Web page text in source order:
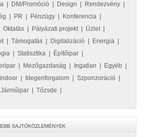
DM/Promóció Design Rendezvény
PR Pénzügy Konferencia
Oktatás Pályázati projekt| Üzlet|
| Támogatás Digitalizáció Energia
Statisztika Építőipar
Mezőgazdaság Ingatlan Egyéb
Idegenforgalom Szponzoráció
Járműipar Tőzsde